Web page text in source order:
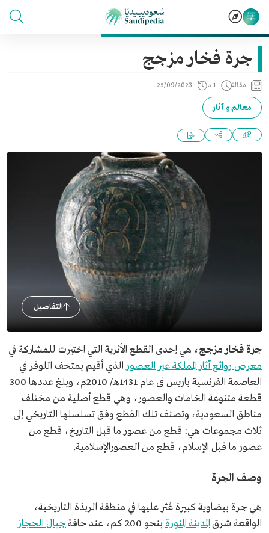
جرة فخار مزجج
مقالة 1 د 25/09/2023
معالم و آثار
التفاصيل
جرة فخار مزجج، هي إحدى القطع الأثرية التي اختيرت للمشاركة في
معرض روائع آثار المملكة عبر العصور الذي أقيم بمتحف اللوفر في
العاصمة الفرنسية باريس في عام 1431هـ/ 2010م، وبلغ عددها 300
قطعة متنوعة الخامات والعصور، وهي قطع أصلية من مختلف
مناطق السعودية، وتصنف تلك القطع وفق تسلسلها التاريخي إلى
ثلاث مجموعات هي: قطع من عصور ما قبل التاريخ، قطع من
عصور ما قبل الإسلام، قطع من العصورالإسلامية.
وصف الجرة
هي جرة بيضاوية كبيرة عُثر عليها في منطقة الربذة التاريخية،
الواقعة شرقالمدينة المنورة بنحو 200 كم، عند حافة
جبال الحجاز